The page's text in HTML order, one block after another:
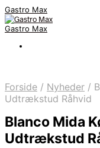
Gastro Max
Gastro Max
Forside / Nyheder /
Udtrækstud Råhvid
Blanco Mida
Udtrækstud